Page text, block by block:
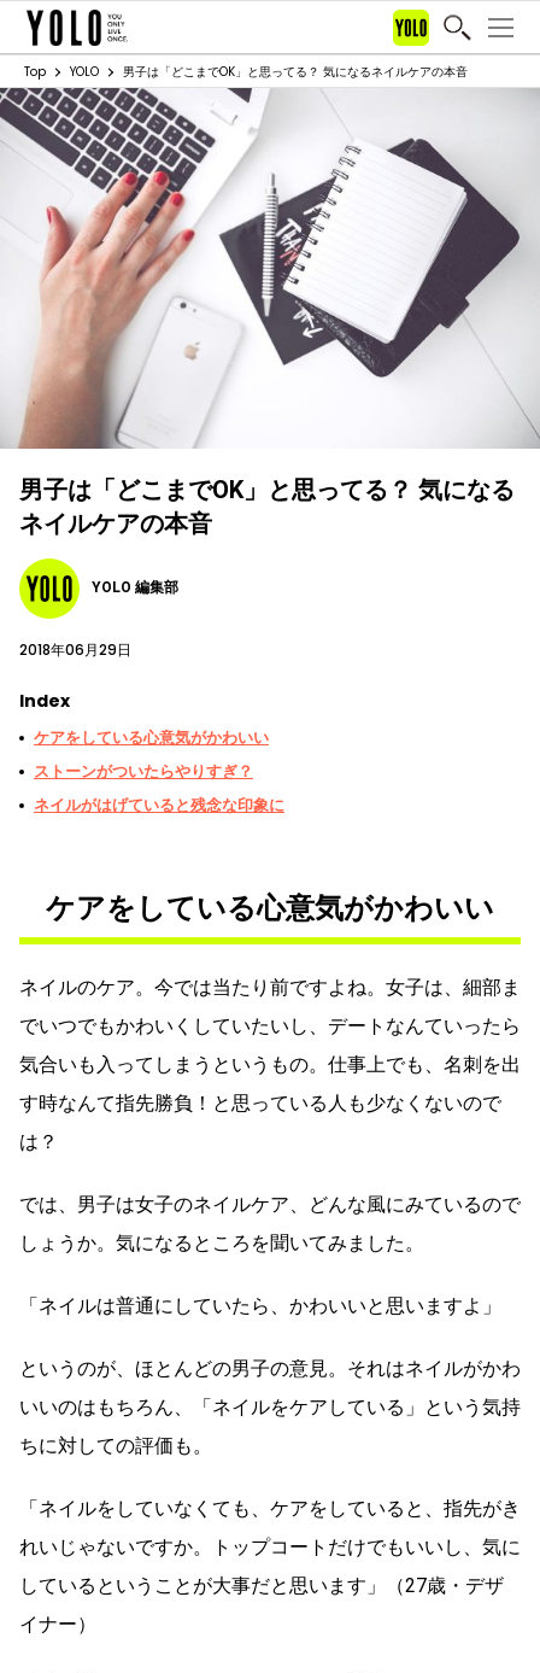
Top YOLO 男子は「どこまでOK」と思ってる？ 気になるネイルケアの本音
男子は「どこまでOK」と思ってる？ 気になる
ネイルケアの本音
YOLO 編集部
2018年06月29日
Index
ケアをしている心意気がかわいい
ストーンがついたらやりすぎ？
ネイルがはげていると残念な印象に
ケアをしている心意気がかわいい
ネイルのケア。今では当たり前ですよね。女子は、細部ま
でいつでもかわいくしていたいし、デートなんていったら
気合いも入ってしまうというもの。仕事上でも、名刺を出
す時なんて指先勝負！と思っている人も少なくないので
は？
では、男子は女子のネイルケア、どんな風にみているので
しょうか。気になるところを聞いてみました。
「ネイルは普通にしていたら、かわいいと思いますよ」
というのが、ほとんどの男子の意見。それはネイルがかわ
いいのはもちろん、「ネイルをケアしている」という気持
ちに対しての評価も。
「ネイルをしていなくても、ケアをしていると、指先がき
れいじゃないですか。トップコートだけでもいいし、気に
しているということが大事だと思います」（27歳・デザ
イナー）